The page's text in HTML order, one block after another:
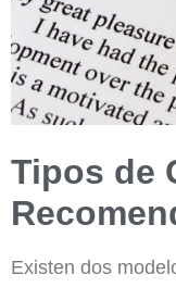
Tipos de
Existen dos